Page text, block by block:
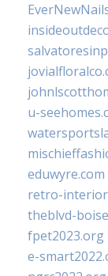
u-
eduwyre.com
retro-
theblvd-
fpet2023.org
e-